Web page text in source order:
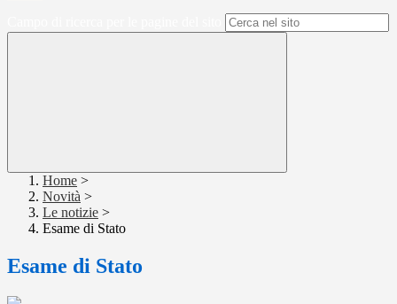
Home >
Novità >
Le notizie >
Esame di Stato
Esame di Stato